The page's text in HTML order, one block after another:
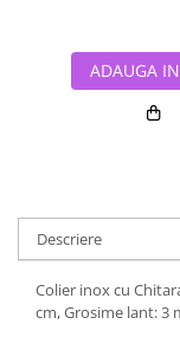
ADAUGA
Descriere
Colier inox cu
cm, Grosime lant: 3